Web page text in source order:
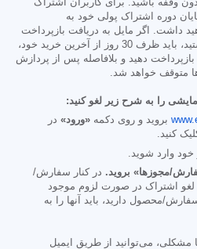
وقفه باشید. برای کاربران اشتراک
دوره اشتراک پولی خود به
داشت. اگر مایل به دریافت بازپرداخت
برای دوره اشتراک فعلی خود هستید، باید ظرف 30 روز از آخرین خرید خود،
دهید و بلافاصله پس از پردازش
متوقف خواهد شد.
را به شرح زیر لغو کنید:
بروید و روی دکمه «ورود» در
کنید.
خود وارد شوید.
مجوزها» بروید. در کنار سفارش/
لغو اشتراک در صورت لزوم موجود
محصول دارید، باید آنها را به
می‌توانید از طریق ایمیل